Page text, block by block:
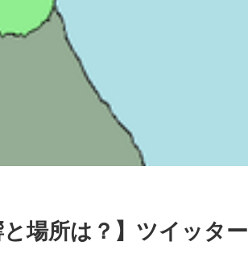
と場所は？】ツイッター